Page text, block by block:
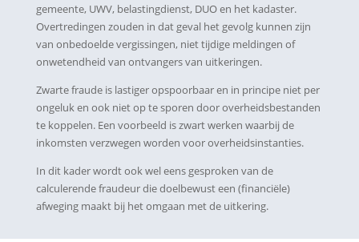
gemeente, UWV, belastingdienst, DUO en het kadaster.
Overtredingen zouden in dat geval het gevolg kunnen zijn
van onbedoelde vergissingen, niet tijdige meldingen of
onwetendheid van ontvangers van uitkeringen.
Zwarte fraude is lastiger opspoorbaar en in principe niet per
ongeluk en ook niet op te sporen door overheidsbestanden
te koppelen. Een voorbeeld is zwart werken waarbij de
inkomsten verzwegen worden voor overheidsinstanties.
In dit kader wordt ook wel eens gesproken van de
calculerende fraudeur die doelbewust een (financiële)
afweging maakt bij het omgaan met de uitkering.